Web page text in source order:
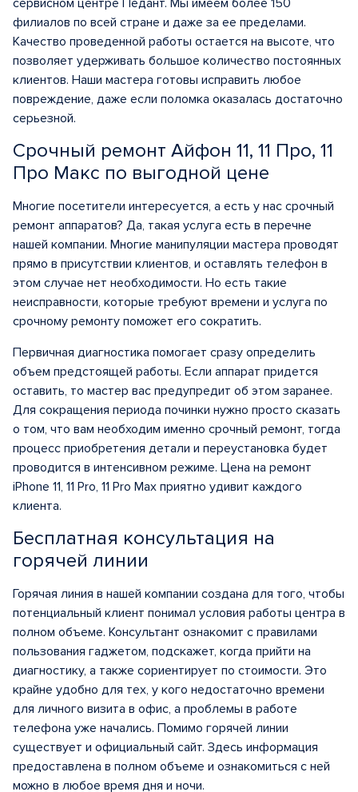
сервисном центре Педант. Мы имеем более 150
филиалов по всей стране и даже за ее пределами.
Качество проведенной работы остается на высоте, что
позволяет удерживать большое количество постоянных
клиентов. Наши мастера готовы исправить любое
повреждение, даже если поломка оказалась достаточно
серьезной.
Срочный ремонт Айфон 11, 11 Про, 11
Про Макс по выгодной цене
Многие посетители интересуется, а есть у нас срочный
ремонт аппаратов? Да, такая услуга есть в перечне
нашей компании. Многие манипуляции мастера проводят
прямо в присутствии клиентов, и оставлять телефон в
этом случае нет необходимости. Но есть такие
неисправности, которые требуют времени и услуга по
срочному ремонту поможет его сократить.
Первичная диагностика помогает сразу определить
объем предстоящей работы. Если аппарат придется
оставить, то мастер вас предупредит об этом заранее.
Для сокращения периода починки нужно просто сказать
о том, что вам необходим именно срочный ремонт, тогда
процесс приобретения детали и переустановка будет
проводится в интенсивном режиме. Цена на ремонт
iPhone 11, 11 Pro, 11 Pro Max приятно удивит каждого
клиента.
Бесплатная консультация на
горячей линии
Горячая линия в нашей компании создана для того, чтобы
потенциальный клиент понимал условия работы центра в
полном объеме. Консультант ознакомит с правилами
пользования гаджетом, подскажет, когда прийти на
диагностику, а также сориентирует по стоимости. Это
крайне удобно для тех, у кого недостаточно времени
для личного визита в офис, а проблемы в работе
телефона уже начались. Помимо горячей линии
существует и официальный сайт. Здесь информация
предоставлена в полном объеме и ознакомиться с ней
можно в любое время дня и ночи.